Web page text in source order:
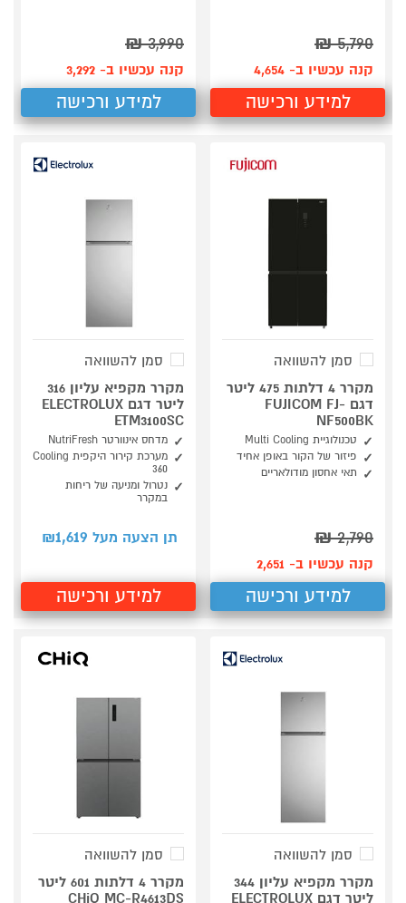
5,790
₪
קנה עכשיו ב- 4,654
למידע ורכישה
3,990
₪
קנה עכשיו ב- 3,292
למידע ורכישה
סמן להשוואה
מקרר 4 דלתות 475 ליטר
דגם FUJICOM FJ-
NF500BK
טכנולוגיית Multi Cooling
פיזור של הקור באופן אחיד
תאי אחסון מודולאריים
2,790
₪
קנה עכשיו ב- 2,651
למידע ורכישה
סמן להשוואה
מקרר מקפיא עליון 316
ליטר דגם ELECTROLUX
ETM3100SC
מדחס אינוורטר NutriFresh
מערכת קירור היקפית Cooling
360
נטרול ומניעה של ריחות
במקרר
תן הצעה מעל ₪ 1,619
למידע ורכישה
סמן להשוואה
מקרר מקפיא עליון 344
ליטר דגם ELECTROLUX
סמן להשוואה
מקרר 4 דלתות 601 ליטר
CHiQ MC-R4613DS